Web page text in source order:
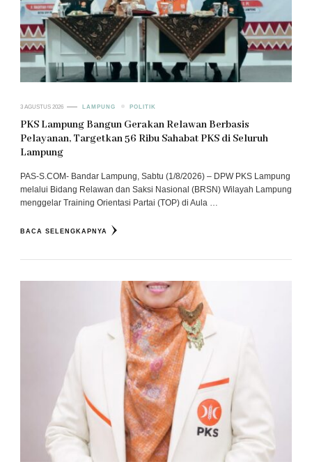
3 AGUSTUS 2026 LAMPUNG POLITIK
PKS Lampung Bangun Gerakan Relawan Berbasis
Pelayanan, Targetkan 56 Ribu Sahabat PKS di Seluruh
Lampung
PAS-S.COM- Bandar Lampung, Sabtu (1/8/2026) – DPW PKS Lampung
melalui Bidang Relawan dan Saksi Nasional (BRSN) Wilayah Lampung
menggelar Training Orientasi Partai (TOP) di Aula …
BACA SELENGKAPNYA